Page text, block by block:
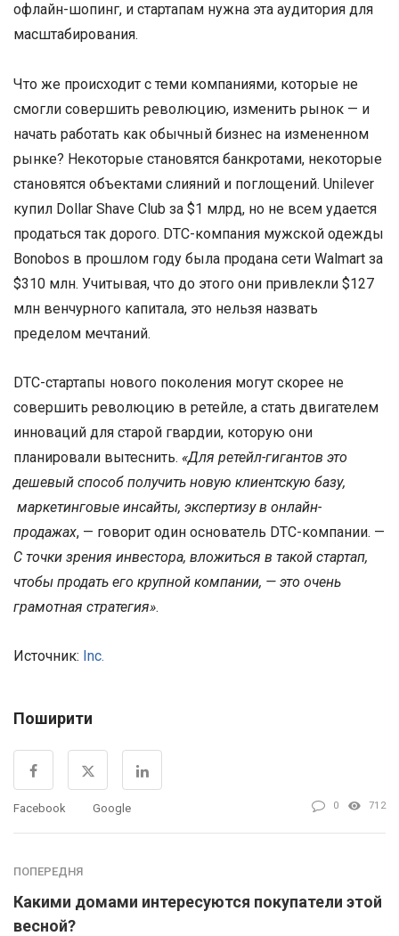
офлайн-шопинг, и стартапам нужна эта аудитория для
масштабирования.
Что же происходит с теми компаниями, которые не
смогли совершить революцию, изменить рынок — и
начать работать как обычный бизнес на измененном
рынке? Некоторые становятся банкротами, некоторые
становятся объектами слияний и поглощений. Unilever
купил Dollar Shave Club за $1 млрд, но не всем удается
продаться так дорого. DTC-компания мужской одежды
Bonobos в прошлом году была продана сети Walmart за
$310 млн. Учитывая, что до этого они привлекли $127
млн венчурного капитала, это нельзя назвать
пределом мечтаний.
DTC-стартапы нового поколения могут скорее не
совершить революцию в ретейле, а стать двигателем
инноваций для старой гвардии, которую они
планировали вытеснить. «Для ретейл-гигантов это
дешевый способ получить новую клиентскую базу,
маркетинговые инсайты, экспертизу в онлайн-
продажах, — говорит один основатель DTC-компании. —
С точки зрения инвестора, вложиться в такой стартап,
чтобы продать его крупной компании, — это очень
грамотная стратегия».
Источник: Inc.
Поширити
Facebook Google 0 712
ПОПЕРЕДНЯ
Какими домами интересуются покупатели этой
весной?